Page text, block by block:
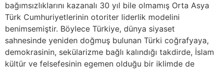
bağımsızlıklarını kazanalı 30 yıl bile olmamış Orta Asya
Türk Cumhuriyetlerinin otoriter liderlik modelini
benimsemiştir. Böylece Türkiye, dünya siyaset
sahnesinde yeniden doğmuş bulunan Türki coğrafyaya,
demokrasinin, sekülarizme bağlı kalındığı takdirde, İslam
kültür ve felsefesinin egemen olduğu bir iklimde de